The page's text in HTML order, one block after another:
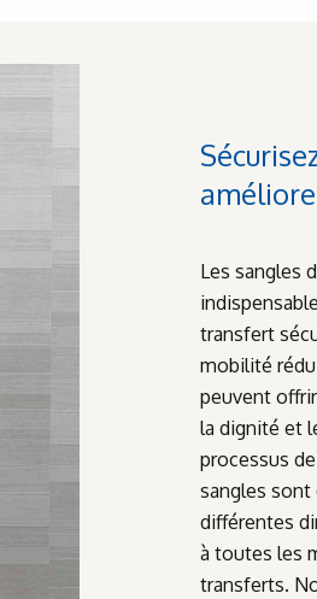
Les sangles
transfert
mobilité
peuvent
la dignité et
processus
sangles sont
différentes
à toutes les
transferts.